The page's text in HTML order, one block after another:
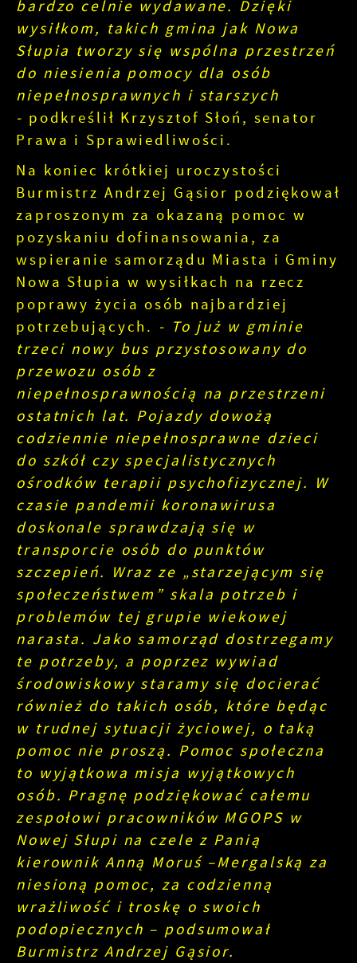
bardzo celnie wydawane. Dzięki
wysiłkom, takich gmina jak Nowa
Słupia tworzy się wspólna przestrzeń
do niesienia pomocy dla osób
niepełnosprawnych i starszych
- podkreślił Krzysztof Słoń, senator
Prawa i Sprawiedliwości.
Na koniec krótkiej uroczystości
Burmistrz Andrzej Gąsior podziękował
zaproszonym za okazaną pomoc w
pozyskaniu dofinansowania, za
wspieranie samorządu Miasta i Gminy
Nowa Słupia w wysiłkach na rzecz
poprawy życia osób najbardziej
potrzebujących. - To już w gminie
trzeci nowy bus przystosowany do
przewozu osób z
niepełnosprawnością na przestrzeni
ostatnich lat. Pojazdy dowożą
codziennie niepełnosprawne dzieci
do szkół czy specjalistycznych
ośrodków terapii psychofizycznej. W
czasie pandemii koronawirusa
doskonale sprawdzają się w
transporcie osób do punktów
szczepień. Wraz ze „starzejącym się
społeczeństwem” skala potrzeb i
problemów tej grupie wiekowej
narasta. Jako samorząd dostrzegamy
te potrzeby, a poprzez wywiad
środowiskowy staramy się docierać
również do takich osób, które będąc
w trudnej sytuacji życiowej, o taką
pomoc nie proszą. Pomoc społeczna
to wyjątkowa misja wyjątkowych
osób. Pragnę podziękować całemu
zespołowi pracowników MGOPS w
Nowej Słupi na czele z Panią
kierownik Anną Moruś –Mergalską za
niesioną pomoc, za codzienną
wrażliwość i troskę o swoich
podopiecznych – podsumował
Burmistrz Andrzej Gąsior.